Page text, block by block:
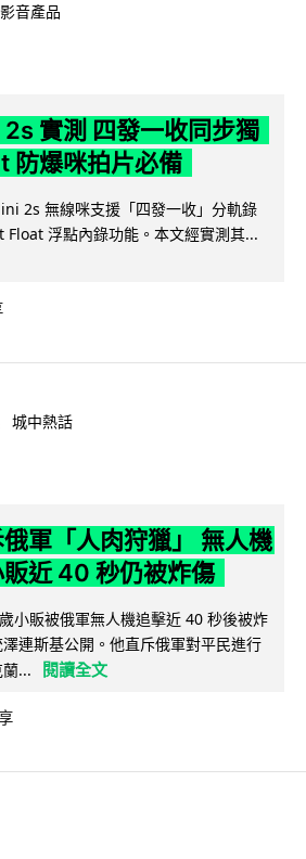
影音產品
實測 四發一收同步獨
防爆咪拍片必備
2s 無線咪支援「四發一收」分軌錄
浮點內錄功能。本文經實測其...
城中熱話
軍「人肉狩獵」 無人機
近 40 秒仍被炸傷
小販被俄軍無人機追擊近 40 秒後被炸
連斯基公開。他直斥俄軍對平民進行
蘭...
閱讀全文